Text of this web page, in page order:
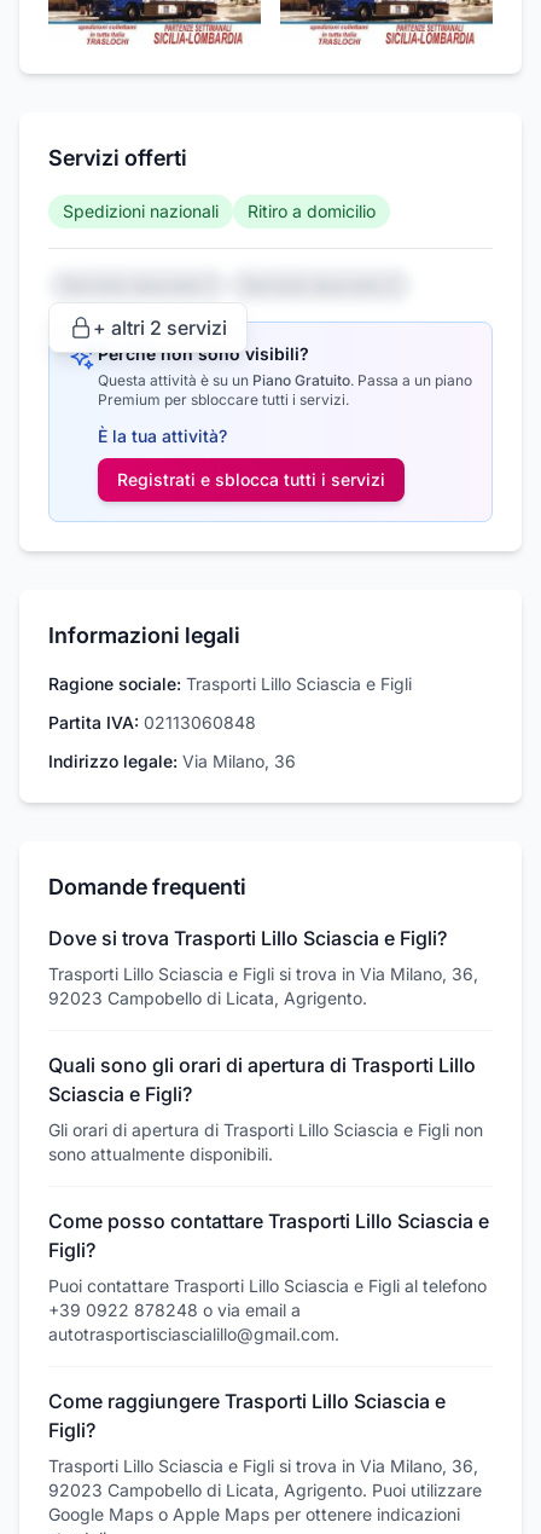
Servizi offerti
Spedizioni nazionali Ritiro a domicilio
+ altri 2 servizi
Perché non sono visibili?
Questa attività è su un Piano Gratuito. Passa a un piano
Premium per sbloccare tutti i servizi.
È la tua attività?
Registrati e sblocca tutti i servizi
Informazioni legali
Ragione sociale: Trasporti Lillo Sciascia e Figli
Partita IVA: 02113060848
Indirizzo legale: Via Milano, 36
Domande frequenti
Dove si trova Trasporti Lillo Sciascia e Figli?
Trasporti Lillo Sciascia e Figli si trova in Via Milano, 36,
92023 Campobello di Licata, Agrigento.
Quali sono gli orari di apertura di Trasporti Lillo
Sciascia e Figli?
Gli orari di apertura di Trasporti Lillo Sciascia e Figli non
sono attualmente disponibili.
Come posso contattare Trasporti Lillo Sciascia e
Figli?
Puoi contattare Trasporti Lillo Sciascia e Figli al telefono
+39 0922 878248 o via email a
autotrasportisciascialillo@gmail.com.
Come raggiungere Trasporti Lillo Sciascia e
Figli?
Trasporti Lillo Sciascia e Figli si trova in Via Milano, 36,
92023 Campobello di Licata, Agrigento. Puoi utilizzare
Google Maps o Apple Maps per ottenere indicazioni